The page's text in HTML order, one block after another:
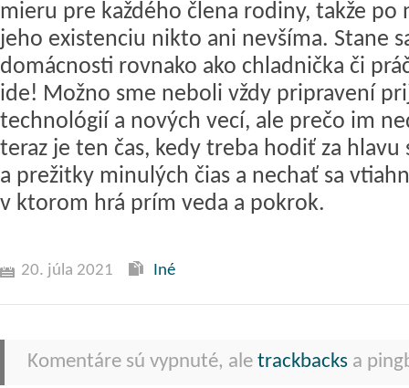
mieru pre každého člena rodiny, takže po
jeho existenciu nikto ani nevšíma. Stane
domácnosti rovnako ako chladnička či
ide! Možno sme neboli vždy pripravení
technológií a nových vecí, ale prečo im
teraz je ten čas, kedy treba hodiť za
a prežitky minulých čias a nechať sa
v ktorom hrá prím veda a pokrok.
20. júla 2021 Iné
Komentáre sú vypnuté, ale trackbacks a